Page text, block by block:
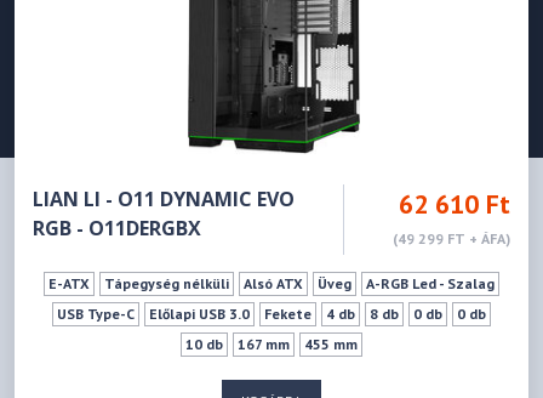
LIAN LI - O11 DYNAMIC EVO
RGB - O11DERGBX
62 610 Ft
(49 299 FT + ÁFA)
E-ATX Tápegység nélküli Alsó ATX Üveg
A-RGB Led - Szalag
USB Type-C
Előlapi USB 3.0 Fekete 4 db 8 db 0 db
0 db
10 db
167 mm 455 mm